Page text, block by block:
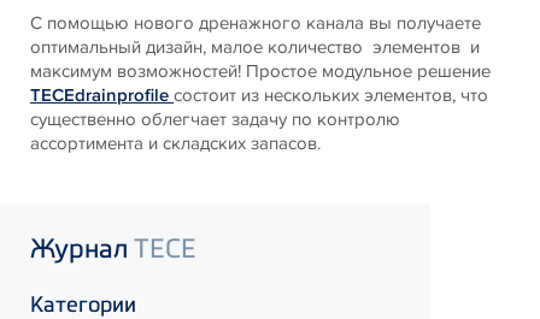
С помощью нового дренажного канала вы получаете
оптимальный дизайн, малое количество элементов и
максимум возможностей! Простое модульное решение
TECEdrainprofileсостоит из нескольких элементов, что
существенно облегчает задачу по контролю
ассортимента и складских запасов.
Журнал TECE
Категории